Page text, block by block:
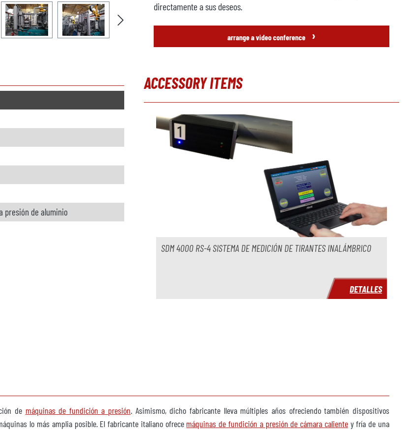
presión de aluminio
directamente a sus deseos.
arrange a video conference ›
ACCESSORY ITEMS
SDM 4000 RS-4 SISTEMA DE MEDICIÓN DE TIRANTES INALÁMBRICO
DETALLES
de máquinas de fundición a presión. Asimismo, dicho fabricante lleva múltiples años ofreciendo también dispositivos
lo más amplia posible. El fabricante italiano ofrece máquinas de fundición a presión de cámara calientey fría de una